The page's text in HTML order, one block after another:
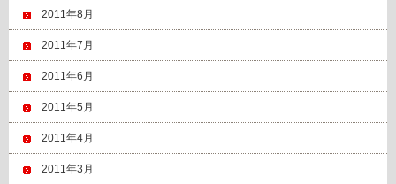
2011年8月
2011年7月
2011年6月
2011年5月
2011年4月
2011年3月